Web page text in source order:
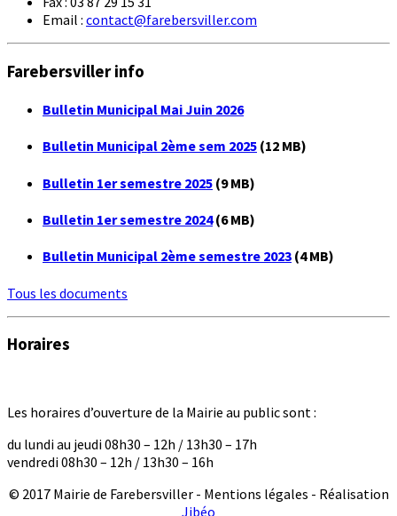
Email : contact@farebersviller.com
Farebersviller info
Bulletin Municipal Mai Juin 2026
Bulletin Municipal 2ème sem 2025 (12 MB)
Bulletin 1er semestre 2025 (9 MB)
Bulletin 1er semestre 2024 (6 MB)
Bulletin Municipal 2ème semestre 2023 (4 MB)
Tous les documents
Horaires
Les horaires d’ouverture de la Mairie au public sont :
du lundi au jeudi 08h30 – 12h / 13h30 – 17h
vendredi 08h30 – 12h / 13h30 – 16h
© 2017 Mairie de Farebersviller - Mentions légales - Réalisation
Jibéo